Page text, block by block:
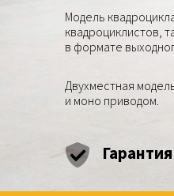
Модель
квадроциклистов,
в формате
Двухместная
и моно приводом.